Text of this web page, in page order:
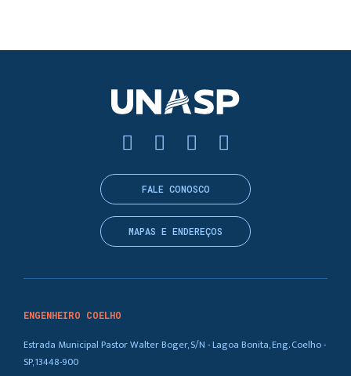
ENGENHEIRO COELHO
Estrada Municipal Pastor Walter Boger, S/N - Lagoa Bonita, Eng. Coelho -
SP, 13448-900
FALE CONOSCO
MAPAS E ENDEREÇOS